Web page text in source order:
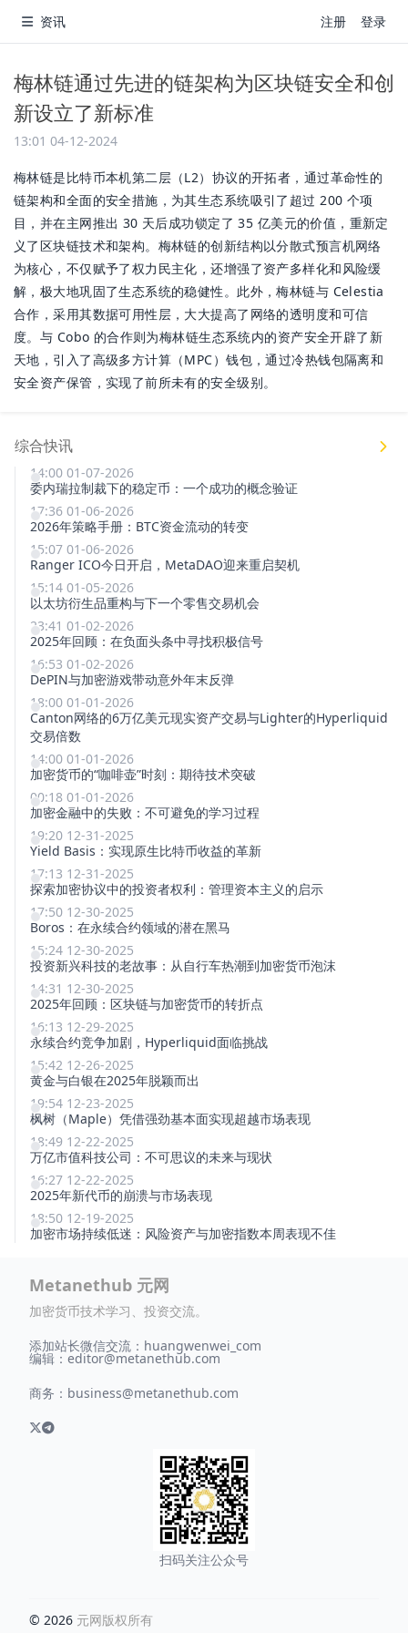
资讯 注册 登录
梅林链通过先进的链架构为区块链安全和创
新设立了新标准
13:01 04-12-2024
梅林链是比特币本机第二层（L2）协议的开拓者，通过革命性的
链架构和全面的安全措施，为其生态系统吸引了超过 200 个项
目，并在主网推出 30 天后成功锁定了 35 亿美元的价值，重新定
义了区块链技术和架构。梅林链的创新结构以分散式预言机网络
为核心，不仅赋予了权力民主化，还增强了资产多样化和风险缓
解，极大地巩固了生态系统的稳健性。此外，梅林链与 Celestia
合作，采用其数据可用性层，大大提高了网络的透明度和可信
度。与 Cobo 的合作则为梅林链生态系统内的资产安全开辟了新
天地，引入了高级多方计算（MPC）钱包，通过冷热钱包隔离和
安全资产保管，实现了前所未有的安全级别。
综合快讯
14:00 01-07-2026
委内瑞拉制裁下的稳定币：一个成功的概念验证
17:36 01-06-2026
2026年策略手册：BTC资金流动的转变
15:07 01-06-2026
Ranger ICO今日开启，MetaDAO迎来重启契机
15:14 01-05-2026
以太坊衍生品重构与下一个零售交易机会
23:41 01-02-2026
2025年回顾：在负面头条中寻找积极信号
16:53 01-02-2026
DePIN与加密游戏带动意外年末反弹
18:00 01-01-2026
Canton网络的6万亿美元现实资产交易与Lighter的Hyperliquid
交易倍数
14:00 01-01-2026
加密货币的“咖啡壶”时刻：期待技术突破
00:18 01-01-2026
加密金融中的失败：不可避免的学习过程
19:20 12-31-2025
Yield Basis：实现原生比特币收益的革新
17:13 12-31-2025
探索加密协议中的投资者权利：管理资本主义的启示
17:50 12-30-2025
Boros：在永续合约领域的潜在黑马
15:24 12-30-2025
投资新兴科技的老故事：从自行车热潮到加密货币泡沫
14:31 12-30-2025
2025年回顾：区块链与加密货币的转折点
16:13 12-29-2025
永续合约竞争加剧，Hyperliquid面临挑战
15:42 12-26-2025
黄金与白银在2025年脱颖而出
19:54 12-23-2025
枫树（Maple）凭借强劲基本面实现超越市场表现
18:49 12-22-2025
万亿市值科技公司：不可思议的未来与现状
16:27 12-22-2025
2025年新代币的崩溃与市场表现
18:50 12-19-2025
加密市场持续低迷：风险资产与加密指数本周表现不佳
Metanethub 元网
加密货币技术学习、投资交流。
添加站长微信交流：huangwenwei_com
编辑：editor@metanethub.com
商务： business@metanethub.com
扫码关注公众号
© 2026 元网版权所有